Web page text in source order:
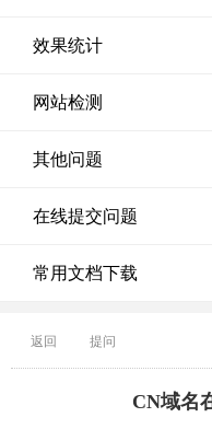
效果统计
网站检测
其他问题
在线提交问题
常用文档下载
返回 提问
CN域名